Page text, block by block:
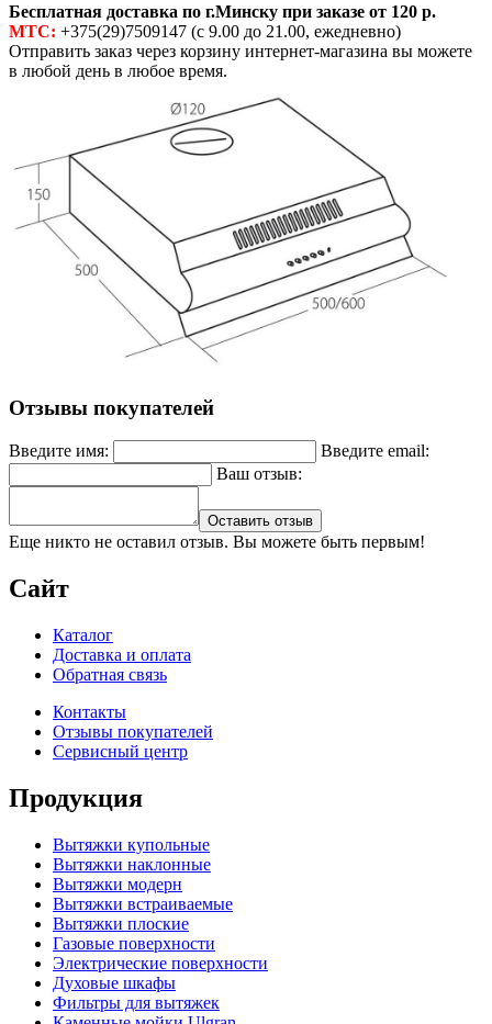
Бесплатная доставка по г.Минску при заказе от 120 р.
МТС: +375(29)7509147 (с 9.00 до 21.00, ежедневно)
Отправить заказ через корзину интернет-магазина вы можете
в любой день в любое время.
Отзывы покупателей
Введите имя:
Введите email:
Ваш отзыв:
Оставить отзыв
Еще никто не оставил отзыв. Вы можете быть первым!
Сайт
Каталог
Доставка и оплата
Обратная связь
Контакты
Отзывы покупателей
Сервисный центр
Продукция
Вытяжки купольные
Вытяжки наклонные
Вытяжки модерн
Вытяжки встраиваемые
Вытяжки плоские
Газовые поверхности
Электрические поверхности
Духовые шкафы
Фильтры для вытяжек